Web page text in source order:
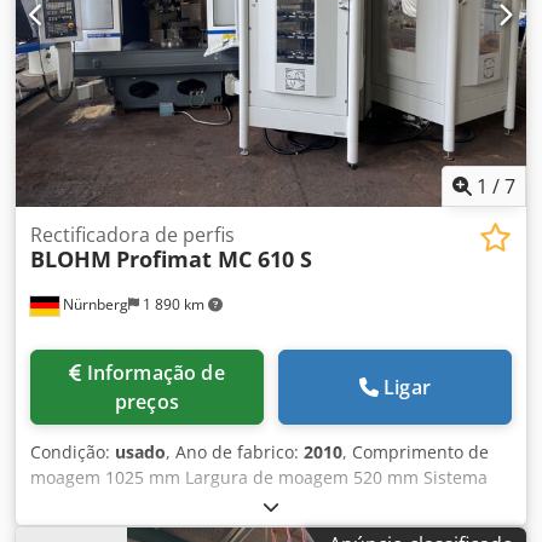
1 /7
Nürnberg 1 890 km
Rectificadora de perfis
BLOHM Profimat MC 610 S
preços
Ligar
Condição: usado, Ano de fabrico: 2010, Comprimento de
moagem 1025 mm Largura de moagem 520 mm Sistema
de controle SINUMERIK 840 D Porta-ferramentas HSK-A 63
A - eixo ° Peso da peça de trabalho 30 kg Distância fuso de